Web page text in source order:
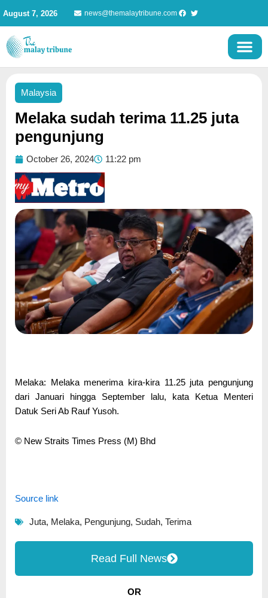
content
August 7, 2026 news@themalaytribune.com
Malaysia
Melaka sudah terima 11.25 juta
pengunjung
October 26, 2024 11:22 pm
Melaka: Melaka menerima kira-kira 11.25 juta pengunjung
dari Januari hingga September lalu, kata Ketua Menteri
Datuk Seri Ab Rauf Yusoh.
© New Straits Times Press (M) Bhd
Source link
Juta, Melaka, Pengunjung, Sudah, Terima
Read Full News
OR